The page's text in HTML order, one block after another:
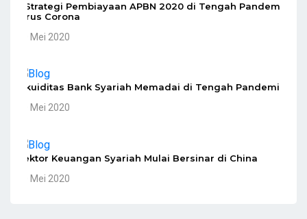
5 Strategi Pembiayaan APBN 2020 di Tengah Pandemi
Virus Corona
10 Mei 2020
Likuiditas Bank Syariah Memadai di Tengah Pandemi
10 Mei 2020
Sektor Keuangan Syariah Mulai Bersinar di China
10 Mei 2020